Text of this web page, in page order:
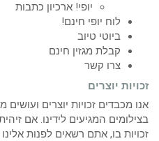
יופי! ארכיון כתבות
לוח יופי חינם!
ביוטי טיוב
קבלת מגזין חינם
צרו קשר
זכויות יוצרים
אנו מכבדים זכויות יוצרים
בצילומים המגיעים לידינו. אם
זכויות בו, אתם רשאים לפנות